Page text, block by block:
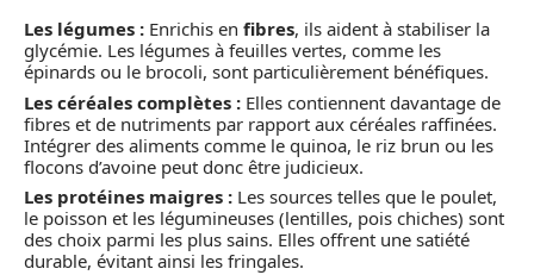
Les légumes : Enrichis en fibres, ils aident à stabiliser la
glycémie. Les légumes à feuilles vertes, comme les
épinards ou le brocoli, sont particulièrement bénéfiques.
Les céréales complètes : Elles contiennent davantage de
fibres et de nutriments par rapport aux céréales raffinées.
Intégrer des aliments comme le quinoa, le riz brun ou les
flocons d’avoine peut donc être judicieux.
Les protéines maigres : Les sources telles que le poulet,
le poisson et les légumineuses (lentilles, pois chiches) sont
des choix parmi les plus sains. Elles offrent une satiété
durable, évitant ainsi les fringales.